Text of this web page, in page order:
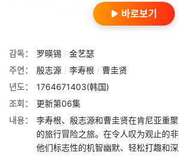
바로보기
감독： 罗暎锡 / 金艺瑟
주연：
殷志源 / 李寿根 / 曹圭贤
년도：
1764671403(韩国)
조회：
更新第06集
내용：
李寿根、殷志源和曹圭贤在肯尼亚重
的旅行冒险之旅。在令人叹为观止的
他们标志性的机智幽默、轻松打趣和深